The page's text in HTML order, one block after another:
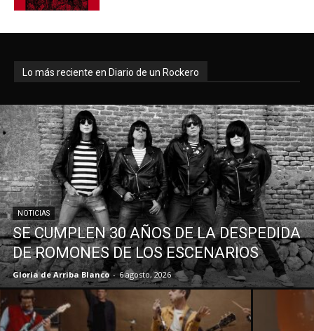
Lo más reciente en Diario de un Rockero
NOTICIAS
SE CUMPLEN 30 AÑOS DE LA DESPEDIDA
DE ROMONES DE LOS ESCENARIOS
Gloria de Arriba Blanco - 6 agosto, 2026